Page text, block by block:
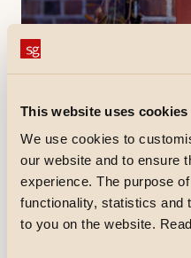
This website uses cookies
We use cookies to
our website and to ensure
experience. The purpose
functionality, statistics and
to you on the website.
Produit 5 minutes lues
La famille de
La gamme Artes de SG
famille complète
design élégant à un
Lire